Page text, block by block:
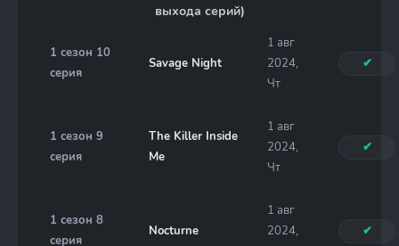
выхода серий)
1 сезон 10
серия
Savage Night
1 авг
2024,
Чт
✔
1 сезон 9
серия
The Killer Inside
Me
1 авг
2024,
Чт
✔
1 сезон 8
серия
Nocturne
1 авг
2024,
✔